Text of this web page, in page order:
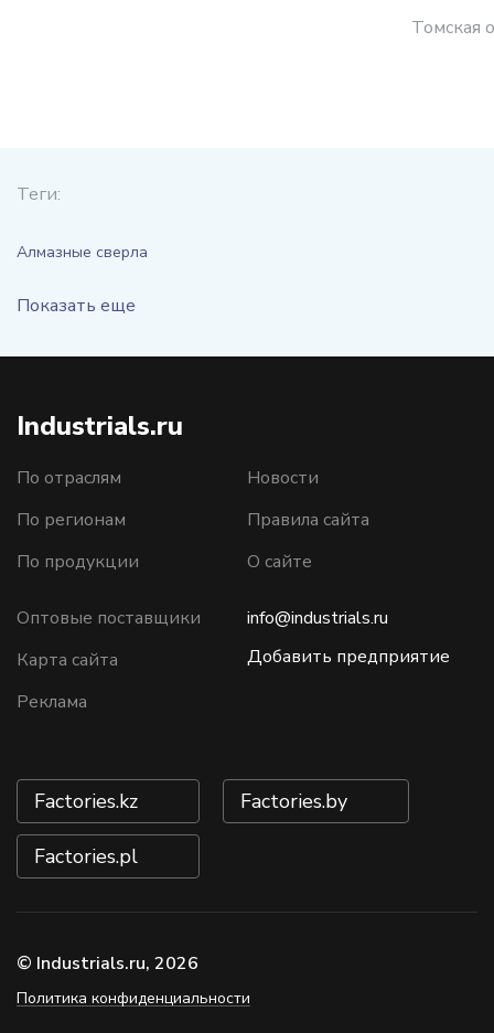
Томская
Теги:
Алмазные сверла
Показать еще
Industrials.ru
По отраслям
По регионам
По продукции
Новости
Правила сайта
О сайте
Оптовые поставщики
Карта сайта
Реклама
info@industrials.ru
Добавить предприятие
Factories.kz Factories.by
Factories.pl
© Industrials.ru, 2026
Политика конфиденциальности